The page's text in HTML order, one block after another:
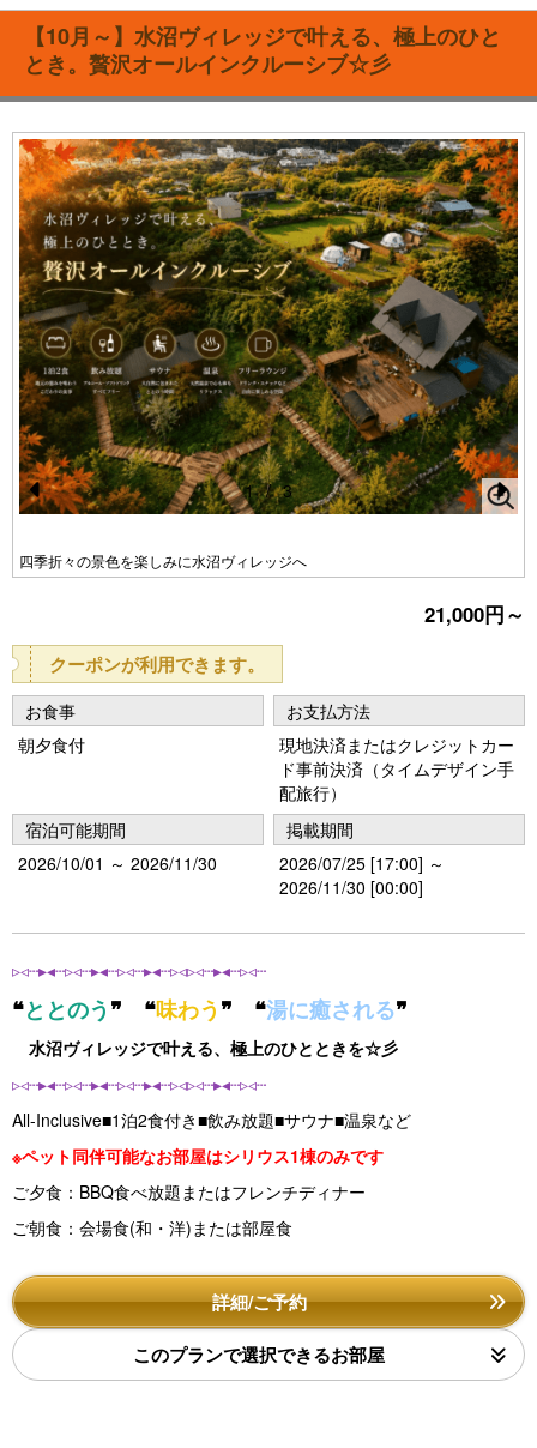
【10月～】水沼ヴィレッジで叶える、極上のひと
とき。贅沢オールインクルーシブ☆彡
Pr
e
s
四季折々の景色を楽しみに水沼ヴィレッジへ
N
1 / 3
21,000円～
クーポンが利用できます。
お食事
朝夕食付
お支払方法
現地決済またはクレジットカー
ド事前決済（タイムデザイン手
配旅行）
宿泊可能期間
2026/10/01 ～ 2026/11/30
掲載期間
2026/07/25 [17:00] ～
2026/11/30 [00:00]
▹◃┄▸◂┄▹◃┄▸◂┄▹◃┄▸◂┄▹◃▹◃┄▸◂┄▹◃┄
❝ととのう❞ ❝味わう❞ ❝湯に癒される❞
水沼ヴィレッジで叶える、極上のひとときを☆彡
▹◃┄▸◂┄▹◃┄▸◂┄▹◃┄▸◂┄▹◃▹◃┄▸◂┄▹◃┄
All-Inclusive■1泊2食付き■飲み放題■サウナ■温泉など
※ペット同伴可能なお部屋はシリウス1棟のみです
ご夕食：BBQ食べ放題またはフレンチディナー
ご朝食：会場食(和・洋)または部屋食
詳細/ご予約
このプランで選択できるお部屋